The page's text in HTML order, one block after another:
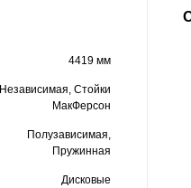
4419 мм
Независимая, Стойки
МакФерсон
Полузависимая,
Пружинная
Дисковые